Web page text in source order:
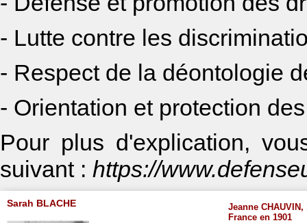
- Lutte contre les
- Respect de la déontologie
- Orientation et protection
Pour plus d'explication,
suivant : https://
Sarah BLACHE
Jeanne
France en 1901